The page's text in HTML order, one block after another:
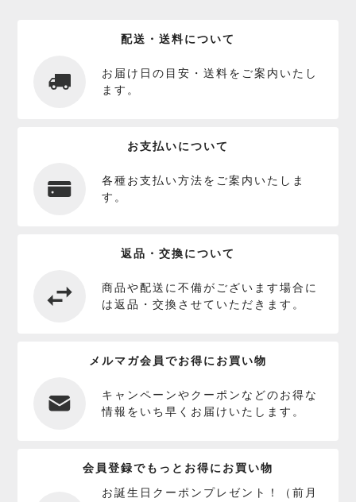
配送・送料について
お届け日の目安・送料をご案内いたし
ます。
お支払いについて
各種お支払い方法をご案内いたしま
す。
返品・交換について
商品や配送に不備がございます場合に
は返品・交換させていただきます。
メルマガ会員でお得にお買い物
キャンペーンやクーポンなどのお得な
情報をいち早くお届けいたします。
会員登録でもっとお得にお買い物
お誕生日クーポンプレゼント！（前月